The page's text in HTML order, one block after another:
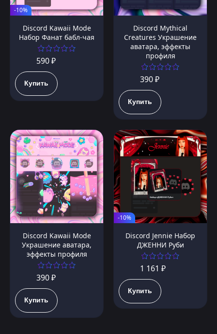
-10%
Discord Kawaii Mode
Набор Фанат бабл-чая
590 ₽
Купить
Discord Mythical
Creatures Украшение
аватара, эффекты
профиля
390 ₽
Купить
Discord Kawaii Mode
Украшение аватара,
эффекты профиля
390 ₽
Купить
-10%
Discord Jennie Набор
ДЖЕННИ Руби
1 161 ₽
Купить